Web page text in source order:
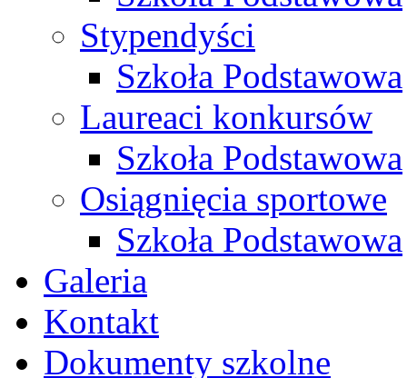
Stypendyści
Szkoła Podstawowa
Laureaci konkursów
Szkoła Podstawowa
Osiągnięcia sportowe
Szkoła Podstawowa
Galeria
Kontakt
Dokumenty szkolne